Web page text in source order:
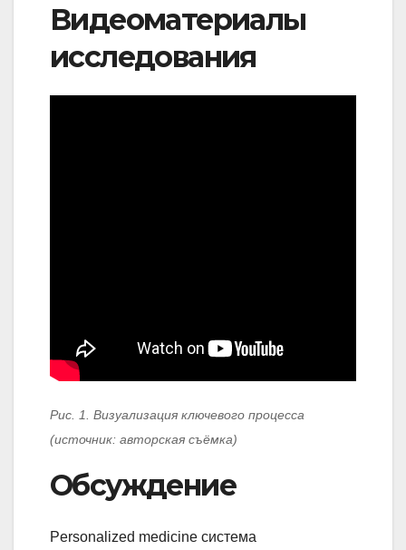
Видеоматериалы
исследования
Рис. 1. Визуализация ключевого процесса
(источник: авторская съёмка)
Обсуждение
Personalized medicine система